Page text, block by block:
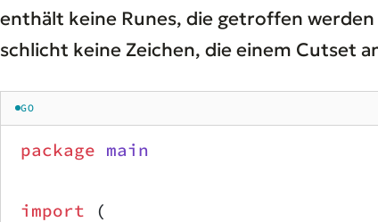
enthält keine Runes, die getroffen
schlicht keine Zeichen, die einem Cutset
GO
package main
import (